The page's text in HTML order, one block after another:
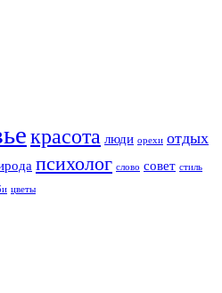
красота люди орехи отдых
психолог слово совет стиль
цветы